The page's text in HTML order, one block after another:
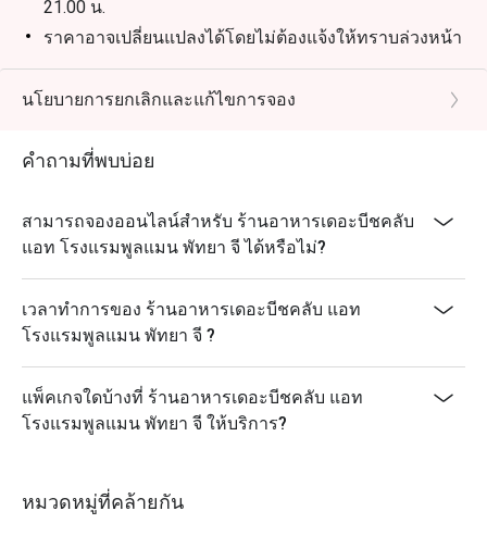
21.00 น.
ราคาอาจเปลี่ยนแปลงได้โดยไม่ต้องแจ้งให้ทราบล่วงหน้า
ในช่วงวันหยุดนักขัตฤกษ์และงานพิเศษ (เช่น คริสต์มาส ปี
ใหม่ วันวาเลนไทน์ เป็นต้น)
สิทธิ์ส่วนลด การจองจะถือเป็นโมฆะหากคุณมาถึงก่อน
หรือหลังเวลาที่จองไว้มากกว่า 15 นาที
บุฟเฟ่ต์เท่านั้น
ส่วนลดไม่สามารถใช้ได้กับราคาสำหรับเด็ก เมนูเครื่อง
ดื่ม หรือใช้ร่วมกับโปรโมชั่นอื่นๆ ของโรงแรม/ร้าน
อาหาร
ไม่อนุญาตให้ซื้อกลับบ้านสำหรับช่องลดราคา
ส่วนลดไม่สามารถใช้ได้กับการจองแบบกลุ่มตั้งแต่ 10
ท่านขึ้นไป
นโยบายการยกเลิกและแก้ไขการจอง
คำถามที่พบบ่อย
สามารถจองออนไลน์สำหรับ ร้านอาหารเดอะบีชคลับ
แอท โรงแรมพูลแมน พัทยา จี ได้หรือไม่?
เวลาทำการของ ร้านอาหารเดอะบีชคลับ แอท
โรงแรมพูลแมน พัทยา จี ?
แพ็คเกจใดบ้างที่ ร้านอาหารเดอะบีชคลับ แอท
โรงแรมพูลแมน พัทยา จี ให้บริการ?
หมวดหมู่ที่คล้ายกัน